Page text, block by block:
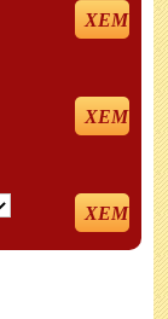
XEM
XEM
XEM